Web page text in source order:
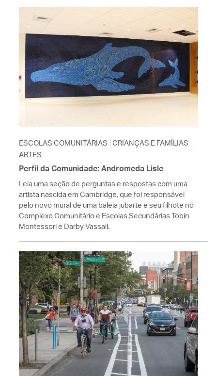
ESCOLAS COMUNITÁRIAS CRIANÇAS E FAMÍLIAS
ARTES
Perfil da Comunidade: Andromeda Lisle
Leia uma seção de perguntas e respostas com uma
artista nascida em Cambridge, que foi responsável
pelo novo mural de uma baleia jubarte e seu filhote no
Complexo Comunitário e Escolas Secundárias Tobin
Montessori e Darby Vassall.